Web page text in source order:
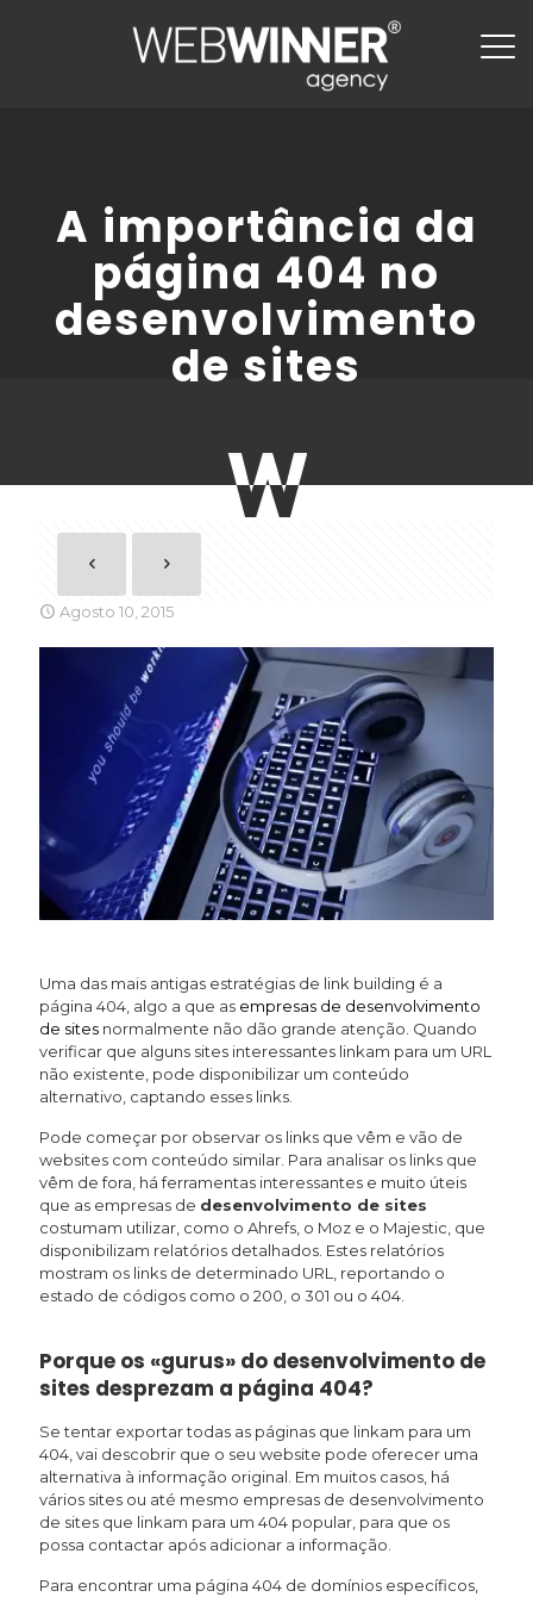
A importância da
página 404 no
desenvolvimento
de sites
Agosto 10, 2015
Uma das mais antigas estratégias de link building é a
página 404, algo a que as empresas de desenvolvimento
de sites normalmente não dão grande atenção. Quando
verificar que alguns sites interessantes linkam para um URL
não existente, pode disponibilizar um conteúdo
alternativo, captando esses links.
Pode começar por observar os links que vêm e vão de
websites com conteúdo similar. Para analisar os links que
vêm de fora, há ferramentas interessantes e muito úteis
que as empresas de desenvolvimento de sites
costumam utilizar, como o Ahrefs, o Moz e o Majestic, que
disponibilizam relatórios detalhados. Estes relatórios
mostram os links de determinado URL, reportando o
estado de códigos como o 200, o 301 ou o 404.
Porque os «gurus» do desenvolvimento de
sites desprezam a página 404?
Se tentar exportar todas as páginas que linkam para um
404, vai descobrir que o seu website pode oferecer uma
alternativa à informação original. Em muitos casos, há
vários sites ou até mesmo empresas de desenvolvimento
de sites que linkam para um 404 popular, para que os
possa contactar após adicionar a informação.
Para encontrar uma página 404 de domínios específicos,